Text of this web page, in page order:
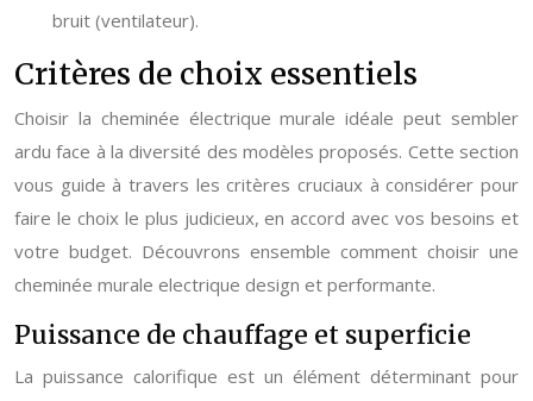
bruit (ventilateur).
Critères de choix essentiels
Choisir la cheminée électrique murale idéale peut sembler
ardu face à la diversité des modèles proposés. Cette section
vous guide à travers les critères cruciaux à considérer pour
faire le choix le plus judicieux, en accord avec vos besoins et
votre budget. Découvrons ensemble comment choisir une
cheminée murale electrique design et performante.
Puissance de chauffage et superficie
La puissance calorifique est un élément déterminant pour